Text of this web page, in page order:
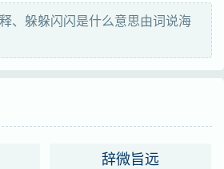
the dodge）
、躲躲闪闪是什么意思由词说海
辞微旨远